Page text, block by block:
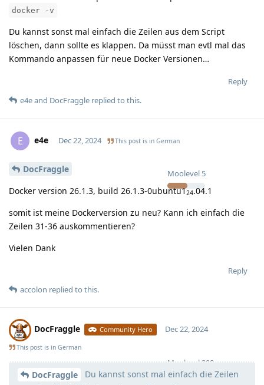
docker -v
Du kannst sonst mal einfach die Zeilen aus dem Script
löschen, dann sollte es klappen. Da müsst man evtl mal das
Kommando anpassen für neue Docker Versionen…
Reply
e4eand DocFraggle replied to this.
E e4e
Moolevel 5
Dec 22, 2024 This post is in German
DocFraggle
Docker version 26.1.3, build 26.1.3-0ubuntu124.04.1
somit ist meine Dockerversion zu neu? Kann ich einfach die
Zeilen 31-36 auskommentieren?
Vielen Dank
Reply
accolon replied to this.
DocFraggle Community Hero
Moolevel 398
Dec 22, 2024
This post is in German
DocFraggle
Du kannst sonst mal einfach die Zeilen